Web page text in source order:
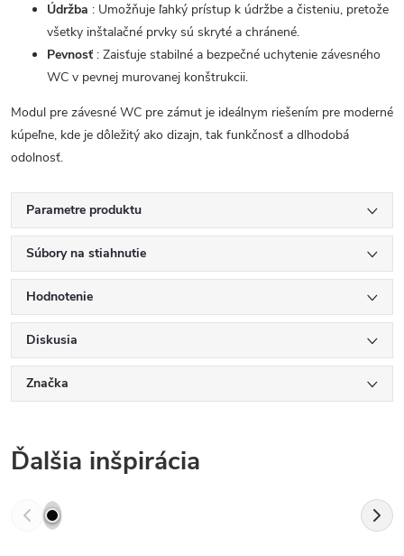
Údržba : Umožňuje ľahký prístup k údržbe a čisteniu, pretože
všetky inštalačné prvky sú skryté a chránené.
Pevnosť : Zaisťuje stabilné a bezpečné uchytenie závesného
WC v pevnej murovanej konštrukcii.
Modul pre závesné WC pre zámut je ideálnym riešením pre moderné
kúpeľne, kde je dôležitý ako dizajn, tak funkčnosť a dlhodobá
odolnosť.
Parametre produktu
Súbory na stiahnutie
Hodnotenie
Diskusia
Značka
Ďalšia inšpirácia